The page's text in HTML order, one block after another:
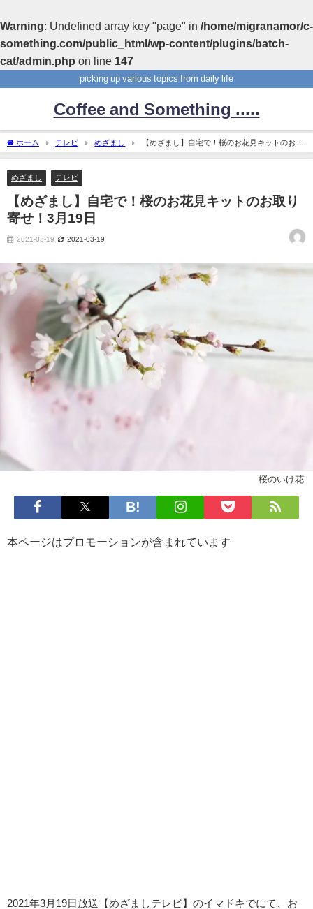
Warning: Undefined array key "page" in /home/migranamor/c-
something.com/public_html/wp-content/plugins/batch-
cat/admin.php on line 147
picking up various topics from daily life
Coffee and Something .....
ホーム テレビ めざまし
【めざまし】自宅で！桜のお花見キットのお取
り寄せ！3月19日
めざまし テレビ
【めざまし】自宅で！桜のお花見キットのお取り
寄せ！3月19日
2021-03-19 2021-03-19
桜のいけ花
本ページはプロモーションが含まれています
2021年3月19日放送【めざましテレビ】のイマドキでにて、お